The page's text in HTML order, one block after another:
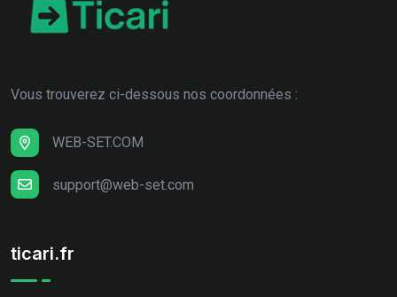
Vous trouverez ci-dessous nos coordonnées :
WEB-SET.COM
support@web-set.com
ticari.fr